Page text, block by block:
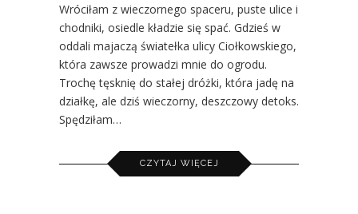
Wróciłam z wieczornego spaceru, puste ulice i
chodniki, osiedle kładzie się spać. Gdzieś w
oddali majaczą światełka ulicy Ciołkowskiego,
która zawsze prowadzi mnie do ogrodu.
Trochę tęsknię do stałej dróżki, która jadę na
działkę, ale dziś wieczorny, deszczowy detoks.
Spędziłam…
CZYTAJ WIĘCEJ